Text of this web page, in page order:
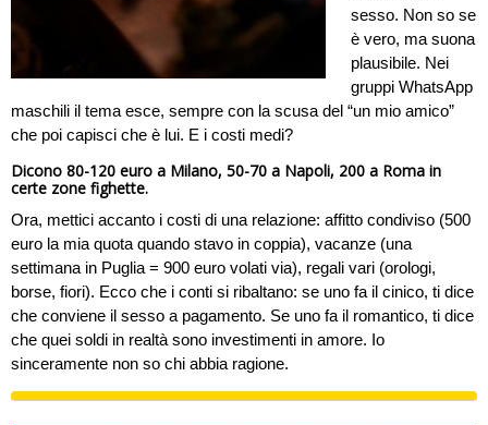
sesso. Non so se
è vero, ma suona
plausibile. Nei
gruppi WhatsApp
maschili il tema esce, sempre con la scusa del “un mio amico”
che poi capisci che è lui. E i costi medi?
Dicono 80-120 euro a Milano, 50-70 a Napoli, 200 a Roma in
certe zone fighette.
Ora, mettici accanto i costi di una relazione: affitto condiviso (500
euro la mia quota quando stavo in coppia), vacanze (una
settimana in Puglia = 900 euro volati via), regali vari (orologi,
borse, fiori). Ecco che i conti si ribaltano: se uno fa il cinico, ti dice
che conviene il sesso a pagamento. Se uno fa il romantico, ti dice
che quei soldi in realtà sono investimenti in amore. Io
sinceramente non so chi abbia ragione.